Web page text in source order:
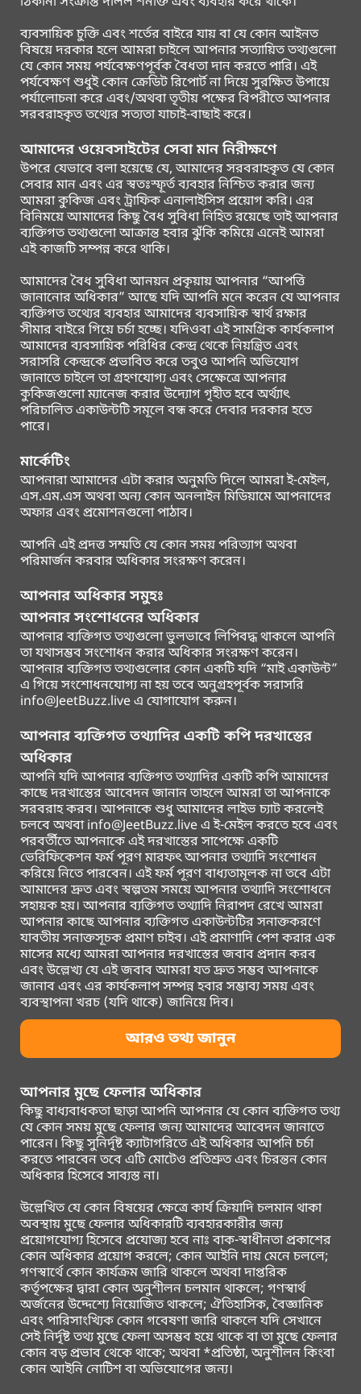
ব্যবসায়িক চুক্তি এবং শর্তের বাইরে যায় বা যে কোন আইনত
বিষয়ে দরকার হলে আমরা চাইলে আপনার সত্যায়িত তথ্যগুলো
যে কোন সময় পর্যবেক্ষণপূর্বক বৈধতা দান করতে পারি। এই
পর্যবেক্ষণ শুধুই কোন ক্রেডিট রিপোর্ট না দিয়ে সুরক্ষিত উপায়ে
পর্যালোচনা করে এবং/অথবা তৃতীয় পক্ষের বিপরীতে আপনার
সরবরাহকৃত তথ্যের সত্যতা যাচাই-বাছাই করে।
আমাদের ওয়েবসাইটের সেবা মান নিরীক্ষণে
উপরে যেভাবে বলা হয়েছে যে, আমাদের সরবরাহকৃত যে কোন
সেবার মান এবং এর স্বতঃস্ফূর্ত ব্যবহার নিশ্চিত করার জন্য
আমরা কুকিজ এবং ট্রাফিক এনালাইসিস প্রয়োগ করি। এর
বিনিময়ে আমাদের কিছু বৈধ সুবিধা নিহিত রয়েছে তাই আপনার
ব্যক্তিগত তথ্যগুলো আক্রান্ত হবার ঝুঁকি কমিয়ে এনেই আমরা
এই কাজটি সম্পন্ন করে থাকি।
আমাদের বৈধ সুবিধা আনয়ন প্রকৃয়ায় আপনার “আপত্তি
জানানোর অধিকার” আছে যদি আপনি মনে করেন যে আপনার
ব্যক্তিগত তথ্যের ব্যবহার আমাদের ব্যবসায়িক স্বার্থ রক্ষার
সীমার বাইরে গিয়ে চর্চা হচ্ছে। যদিওবা এই সামগ্রিক কার্যকলাপ
আমাদের ব্যবসায়িক পরিধির কেন্দ্র থেকে নিয়ন্ত্রিত এবং
সরাসরি কেন্দ্রকে প্রভাবিত করে তবুও আপনি অভিযোগ
জানাতে চাইলে তা গ্রহণযোগ্য এবং সেক্ষেত্রে আপনার
কুকিজগুলো ম্যানেজ করার উদ্যোগ গৃহীত হবে অর্থ্যাৎ
পরিচালিত একাউন্টটি সমূলে বন্ধ করে দেবার দরকার হতে
পারে।
মার্কেটিং
আপনারা আমাদের এটা করার অনুমতি দিলে আমরা ই-মেইল,
এস.এম.এস অথবা অন্য কোন অনলাইন মিডিয়ামে আপনাদের
অফার এবং প্রমোশনগুলো পাঠাব।
আপনি এই প্রদত্ত সম্মতি যে কোন সময় পরিত্যাগ অথবা
পরিমার্জন করবার অধিকার সংরক্ষণ করেন।
আপনার অধিকার সমুহঃ
আপনার সংশোধনের অধিকার
আপনার ব্যক্তিগত তথ্যগুলো ভুলভাবে লিপিবদ্ধ থাকলে আপনি
তা যথাসম্ভব সংশোধন করার অধিকার সংরক্ষণ করেন।
আপনার ব্যক্তিগত তথ্যগুলোর কোন একটি যদি “মাই একাউন্ট”
এ গিয়ে সংশোধনযোগ্য না হয় তবে অনুগ্রহপূর্বক সরাসরি
info@JeetBuzz.live এ যোগাযোগ করুন।
আপনার ব্যক্তিগত তথ্যাদির একটি কপি দরখাস্তের
অধিকার
আপনি যদি আপনার ব্যক্তিগত তথ্যাদির একটি কপি আমাদের
কাছে দরখাস্তের আবেদন জানান তাহলে আমরা তা আপনাকে
সরবরাহ করব। আপনাকে শুধু আমাদের লাইভ চ্যাট করলেই
চলবে অথবা info@JeetBuzz.live এ ই-মেইল করতে হবে এবং
পরবর্তীতে আপনাকে এই দরখাস্তের সাপেক্ষে একটি
ভেরিফিকেশন ফর্ম পূরণ মারফৎ আপনার তথ্যাদি সংশোধন
করিয়ে নিতে পারবেন। এই ফর্ম পূরণ বাধ্যতামূলক না তবে এটা
আমাদের দ্রুত এবং স্বল্পতম সময়ে আপনার তথ্যাদি সংশোধনে
সহায়ক হয়। আপনার ব্যক্তিগত তথ্যাদি নিরাপদ রেখে আমরা
আপনার কাছে আপনার ব্যক্তিগত একাউন্টটির সনাক্তকরণে
যাবতীয় সনাক্তসূচক প্রমাণ চাইব। এই প্রমাণাদি পেশ করার এক
মাসের মধ্যে আমরা আপনার দরখাস্তের জবাব প্রদান করব
এবং উল্লেখ্য যে এই জবাব আমরা যত দ্রুত সম্ভব আপনাকে
জানাব এবং এর কার্যকলাপ সম্পন্ন হবার সম্ভাব্য সময় এবং
ব্যবস্থাপনা খরচ (যদি থাকে) জানিয়ে দিব।
আরও তথ্য জানুন
আপনার মুছে ফেলার অধিকার
কিছু বাধ্যবাধকতা ছাড়া আপনি আপনার যে কোন ব্যক্তিগত তথ্য
যে কোন সময় মুছে ফেলার জন্য আমাদের আবেদন জানাতে
পারেন। কিছু সুনির্দৃষ্ট ক্যাটাগরিতে এই অধিকার আপনি চর্চা
করতে পারবেন তবে এটি মোটেও প্রতিশ্রুত এবং চিরন্তন কোন
অধিকার হিসেবে সাব্যস্ত না।
উল্লেখিত যে কোন বিষয়ের ক্ষেত্রে কার্য ক্রিয়াদি চলমান থাকা
অবস্থায় মুছে ফেলার অধিকারটি ব্যবহারকারীর জন্য
প্রয়োগযোগ্য হিসেবে প্রযোজ্য হবে নাঃ বাক-স্বাধীনতা প্রকাশের
কোন অধিকার প্রয়োগ করলে; কোন আইনি দায় মেনে চললে;
গণস্বার্থে কোন কার্যক্রম জারি থাকলে অথবা দাপ্তরিক
কর্তৃপক্ষের দ্বারা কোন অনুশীলন চলমান থাকলে; গণস্বার্থ
অর্জনের উদ্দেশ্যে নিয়োজিত থাকলে; ঐতিহাসিক, বৈজ্ঞানিক
এবং পারিসাংখ্যিক কোন গবেষণা জারি থাকলে যদি সেখানে
সেই নির্দৃষ্ট তথ্য মুছে ফেলা অসম্ভব হয়ে থাকে বা তা মুছে ফেলার
কোন বড় প্রভাব থেকে থাকে; অথবা *প্রতিষ্ঠা, অনুশীলন কিংবা
কোন আইনি নোটিশ বা অভিযোগের জন্য।